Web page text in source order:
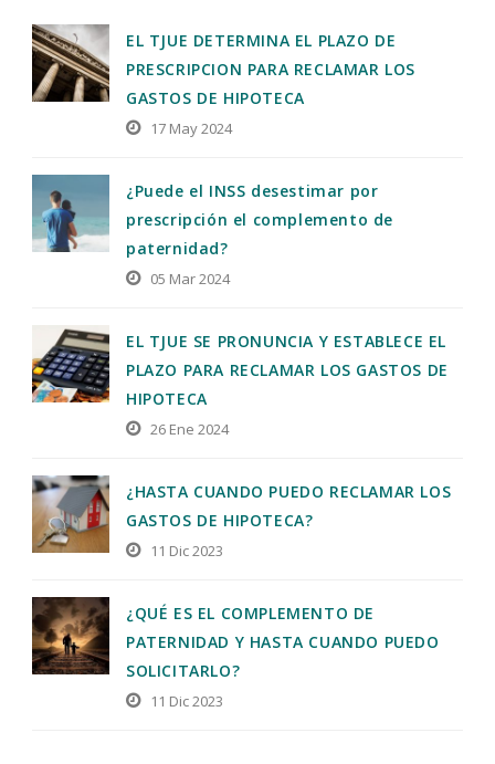
EL TJUE DETERMINA EL PLAZO DE
PRESCRIPCION PARA RECLAMAR LOS
GASTOS DE HIPOTECA
17 May 2024
¿Puede el INSS desestimar por
prescripción el complemento de
paternidad?
05 Mar 2024
EL TJUE SE PRONUNCIA Y ESTABLECE EL
PLAZO PARA RECLAMAR LOS GASTOS DE
HIPOTECA
26 Ene 2024
¿HASTA CUANDO PUEDO RECLAMAR LOS
GASTOS DE HIPOTECA?
11 Dic 2023
¿QUÉ ES EL COMPLEMENTO DE
PATERNIDAD Y HASTA CUANDO PUEDO
SOLICITARLO?
11 Dic 2023